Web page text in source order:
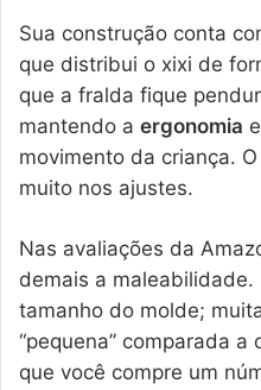
Sua construção conta
que distribui o xixi de
que a fralda fique
mantendo a ergonomia
movimento da criança.
muito nos ajustes.
Nas avaliações da
demais a
tamanho do molde;
“pequena” comparada
que você compre um